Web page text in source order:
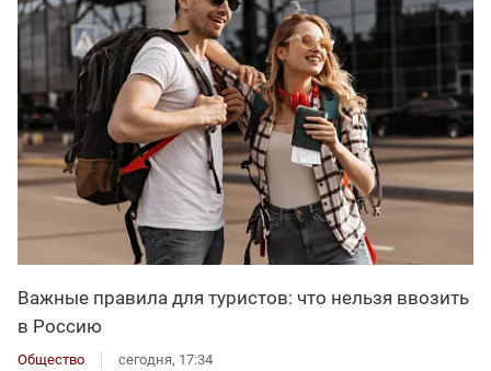
Важные правила для туристов: что нельзя ввозить
в Россию
Общество сегодня, 17:34